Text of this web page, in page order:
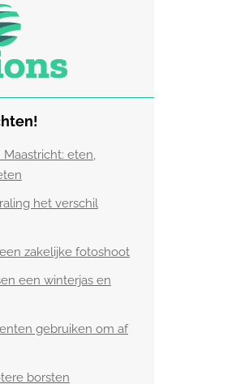
eten,
het verschil
zakelijke fotoshoot
een winterjas en
gebruiken om af
borsten